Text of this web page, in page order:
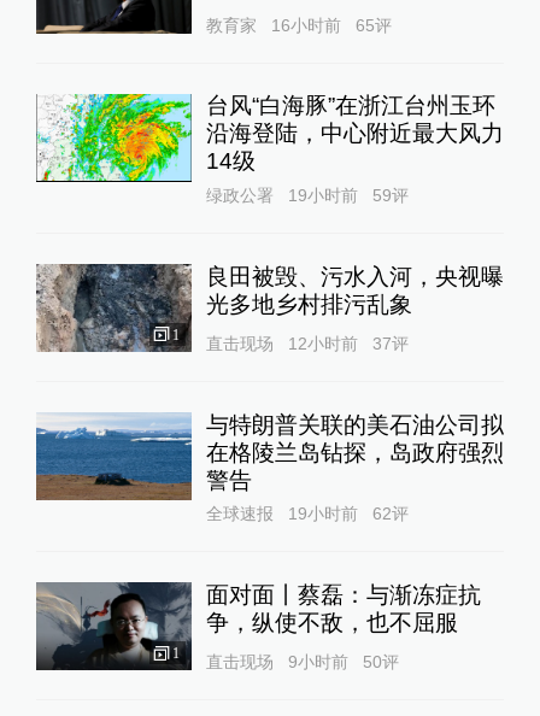
教育家 16小时前 65评
台风“白海豚”在浙江台州玉环
沿海登陆，中心附近最大风力
14级
绿政公署 19小时前 59评
1
良田被毁、污水入河，央视曝
光多地乡村排污乱象
直击现场 12小时前 37评
与特朗普关联的美石油公司拟
在格陵兰岛钻探，岛政府强烈
警告
全球速报 19小时前 62评
1
面对面丨蔡磊：与渐冻症抗
争，纵使不敌，也不屈服
直击现场 9小时前 50评